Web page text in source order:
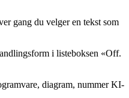
gang du velger en tekst som
i listeboksen «Off.